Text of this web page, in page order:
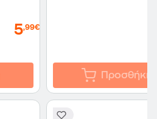
5,99€
Προσθήκη